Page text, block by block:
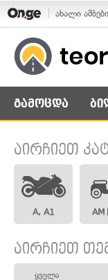
ახალი ამბები
გამოცდა
აირჩიეთ
A, A1 AM
აირჩიეთ
ყველა